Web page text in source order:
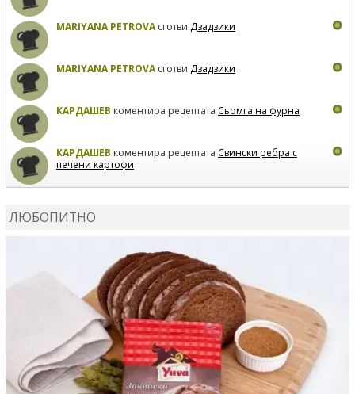
MARIYANA PETROVAсготви Дзадзики
MARIYANA PETROVAсготви Дзадзики
КАРДАШЕВ коментира рецептата Сьомга на фурна
КАРДАШЕВ коментира рецептата Свински ребра с
печени картофи
ЛЮБОПИТНО